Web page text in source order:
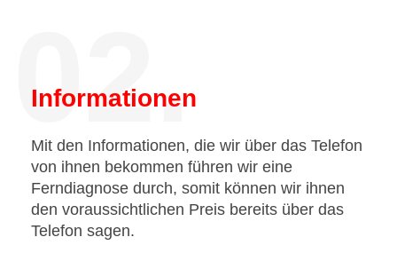
02.
Informationen
Mit den Informationen, die wir über das Telefon
von ihnen bekommen führen wir eine
Ferndiagnose durch, somit können wir ihnen
den voraussichtlichen Preis bereits über das
Telefon sagen.